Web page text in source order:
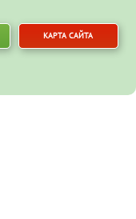
КАРТА САЙТА